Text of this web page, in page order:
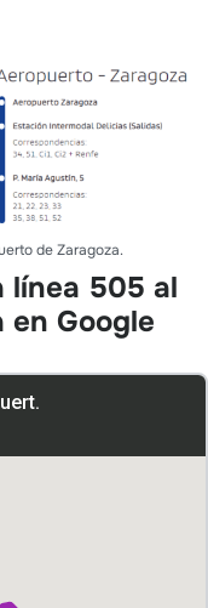
de Zaragoza.
línea 505 al
en Google